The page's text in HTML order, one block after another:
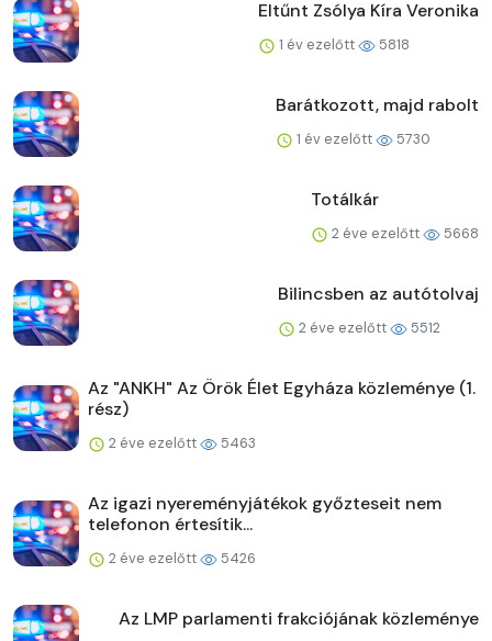
Eltűnt Zsólya Kíra Veronika
1 év ezelőtt 5818
Barátkozott, majd rabolt
1 év ezelőtt 5730
Totálkár
2 éve ezelőtt 5668
Bilincsben az autótolvaj
2 éve ezelőtt 5512
Az "ANKH" Az Örök Élet Egyháza közleménye (1.
rész)
2 éve ezelőtt 5463
Az igazi nyereményjátékok győzteseit nem
telefonon értesítik...
2 éve ezelőtt 5426
Az LMP parlamenti frakciójának közleménye